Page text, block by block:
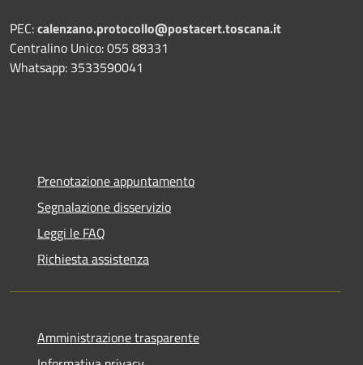
PEC:calenzano.protocollo@postacert.toscana.it
Centralino Unico: 055 88331
Whatsapp: 3533590041
Prenotazione appuntamento
Segnalazione disservizio
Leggi le FAQ
Richiesta assistenza
Amministrazione trasparente